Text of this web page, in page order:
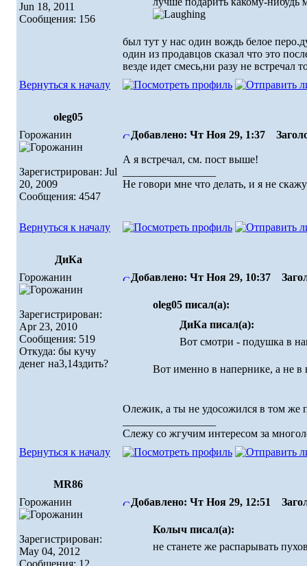
Jun 18, 2011
Сообщения: 156
был тут у нас один вождь белое
один из продавцов сказал что это
везде идет смесь,ни разу не встречал
Вернуться к началу
oleg05
Горожанин
Зарегистрирован: Jul
20, 2009
Сообщения: 4547
Добавлено: Чт Ноя 29, 1:37
А я встречал, см. пост выше!
Не говори мне что делать, и я не
Вернуться к началу
ДиКа
Горожанин
Зарегистрирован:
Apr 23, 2010
Сообщения: 519
Откуда: бы кучу
денег на3,14здить?
Добавлено: Чт Ноя 29, 10:37
oleg05 писал(а):
ДиКа писал(а):
Вот смотри - подушка в
Вот именно в напернике, а не
Олежик, а ты не удосожился в том же
Слежу со жгучим интересом за
Вернуться к началу
MR86
Горожанин
Зарегистрирован:
May 04, 2012
Сообщения: 12
Добавлено: Чт Ноя 29, 12:51
Колыч писал(а):
не станете же распарывать